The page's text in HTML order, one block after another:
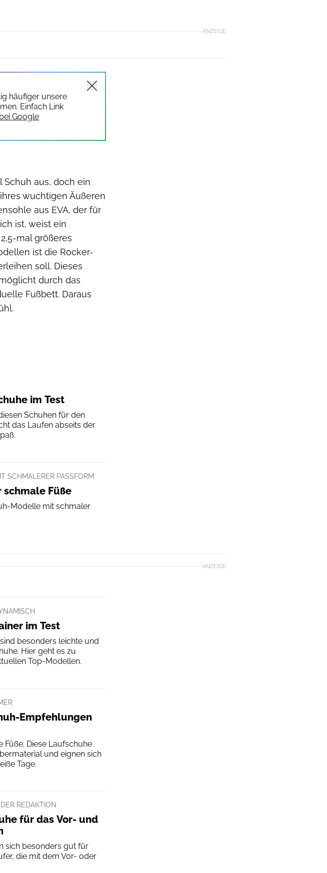
ANZEIGE
häufiger unsere
Einfach Link
Google
aus, doch ein
wuchtigen Äußeren
aus EVA, der für
ist, weist ein
mal größeres
ist die Rocker-
soll. Dieses
durch das
Fußbett. Daraus
im Test
Schuhen für den
das Laufen abseits der
SCHMALERER PASSFORM
Füße
Modelle mit schmaler
ANZEIGE
im Test
besonders leichte und
Hier geht es zu
Top-Modellen.
Empfehlungen
Füße: Diese Laufschuhe
und eignen sich
Tage.
REDAKTION
für das Vor- und
sich besonders gut für
die mit dem Vor- oder